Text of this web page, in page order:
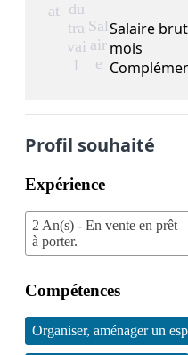
at du
tra
vai
l
Sal
air
e
Salaire
mois
Profil souhaité
Expérience
2 An(s) - En vente en prêt
à porter.
Compétences
Organiser, aménager un